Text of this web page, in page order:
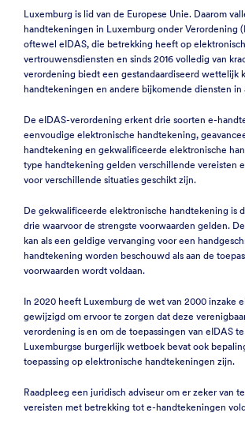
Luxemburg is lid van de Europese Unie. Daarom
handtekeningen in Luxemburg onder Verordening
oftewel eIDAS, die betrekking heeft op
vertrouwensdiensten en sinds 2016 volledig van
verordening biedt een gestandaardiseerd wettelijk
handtekeningen en andere bijkomende diensten in
De eIDAS-verordening erkent drie soorten e-
eenvoudige elektronische handtekening,
handtekening en gekwalificeerde elektronische
type handtekening gelden verschillende vereisten
voor verschillende situaties geschikt zijn.
De gekwalificeerde elektronische handtekening is
drie waarvoor de strengste voorwaarden gelden.
kan als een geldige vervanging voor een
handtekening worden beschouwd als aan de
voorwaarden wordt voldaan.
In 2020 heeft Luxemburg de wet van 2000 inzake
gewijzigd om ervoor te zorgen dat deze
verordening is en om de toepassingen van eIDAS
Luxemburgse burgerlijk wetboek bevat ook
toepassing op elektronische handtekeningen zijn.
Raadpleeg een juridisch adviseur om er zeker van
vereisten met betrekking tot e-handtekeningen